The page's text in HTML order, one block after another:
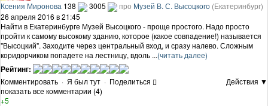
Ксения Миронова 138 3005 про Музей В. С. Высоцкого (Екатеринбург)
26 апреля 2016 в 21:45
Найти в Екатеринбурге Музей Высоцкого - проще простого. Надо просто
пройти к самому высокому зданию, которое (какое совпадение!) называется
"Высоцкий". Заходите через центральный вход, и сразу налево. Сложным
коридорчиком попадете на лестницу, вдоль ...(читать далее)
Рейтинг:
Комментировать · Я был тут · Поделиться
Действия ▼
показать все комментарии (4)
+5